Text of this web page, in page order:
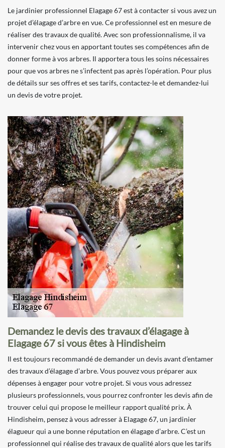
Le jardinier professionnel Elagage 67 est à contacter si vous avez un
projet d’élagage d’arbre en vue. Ce professionnel est en mesure de
réaliser des travaux de qualité. Avec son professionnalisme, il va
intervenir chez vous en apportant toutes ses compétences afin de
donner forme à vos arbres. Il apportera tous les soins nécessaires
pour que vos arbres ne s’infectent pas après l’opération. Pour plus
de détails sur ses offres et ses tarifs, contactez-le et demandez-lui
un devis de votre projet.
Demandez le devis des travaux d’élagage à
Elagage 67 si vous êtes à Hindisheim
Il est toujours recommandé de demander un devis avant d’entamer
des travaux d’élagage d’arbre. Vous pouvez vous préparer aux
dépenses à engager pour votre projet. Si vous vous adressez
plusieurs professionnels, vous pourrez confronter les devis afin de
trouver celui qui propose le meilleur rapport qualité prix. À
Hindisheim, pensez à vous adresser à Elagage 67, un jardinier
élagueur qui a une bonne réputation en élagage d’arbre. C’est un
professionnel qui réalise des travaux de qualité alors que les tarifs